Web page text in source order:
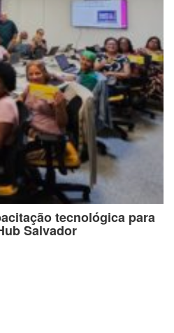
tecnológica para
Salvador